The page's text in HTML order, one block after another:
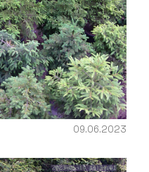
09.06.2023